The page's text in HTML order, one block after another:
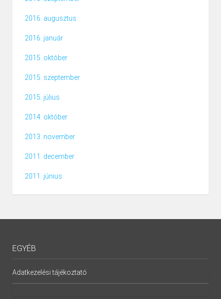
2016. augusztus
2016. január
2015. október
2015. szeptember
2015. július
2014. október
2013. november
2011. december
2011. június
EGYÉB
Adatkezelési tájékoztató